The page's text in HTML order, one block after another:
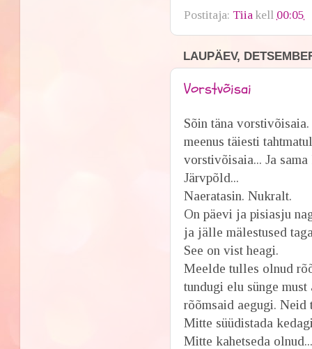
Postitaja: Tiia kell 00:05
LAUPÄEV,
Vorstvõisai
Sõin täna
meenus täiesti
vorstivõisaia... Ja
Järvpõld...
Naeratasin. Nukralt.
On päevi ja pisiasju
ja jälle mälestused
See on vist heagi.
Meelde tulles olnud
tundugi elu sünge
rõõmsaid aegugi. Neid
Mitte süüdistada
Mitte kahetseda